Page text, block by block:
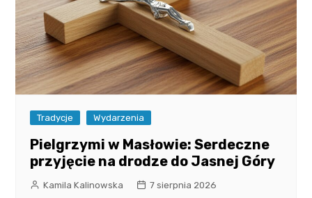
Tradycje Wydarzenia
Pielgrzymi w Masłowie: Serdeczne
przyjęcie na drodze do Jasnej Góry
Kamila Kalinowska 7 sierpnia 2026